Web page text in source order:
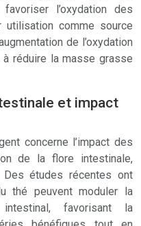
l’oxydation des
comme source
de l’oxydation
réduire la masse grasse
et impact
concerne l’impact des
de la flore intestinale,
Des études récentes ont
thé peuvent moduler la
favorisant la